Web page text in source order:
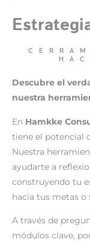
Descubre el
nuestra
En Hamkke
tiene el potencial
Nuestra
ayudarte a
construyendo tu
hacia tus metas
A través de
módulos clave,